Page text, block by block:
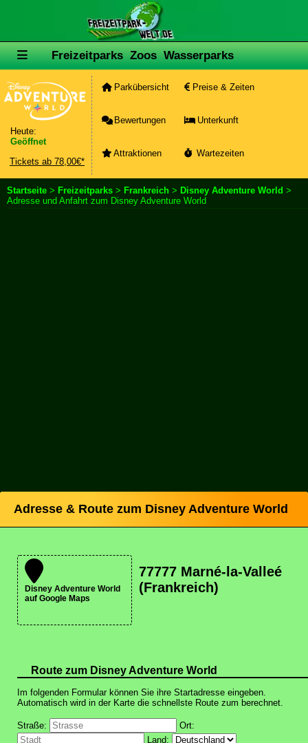
Freizeitparks Zoos Wasserparks
Heute:
Geöffnet
Tickets ab 78,00€*
Parkübersicht Preise & Zeiten
Bewertungen Unterkunft
Attraktionen Wartezeiten
Startseite > Freizeitparks > Frankreich > Disney Adventure World >
Adresse und Anfahrt zum Disney Adventure World
Adresse & Route zum Disney Adventure World
Disney Adventure World
auf Google Maps
77777 Marné-la-Valleé
(Frankreich)
Route zum Disney Adventure World
Im folgenden Formular können Sie ihre Startadresse eingeben.
Automatisch wird in der Karte die schnellste Route zum berechnet.
Straße:
Ort:
Land: